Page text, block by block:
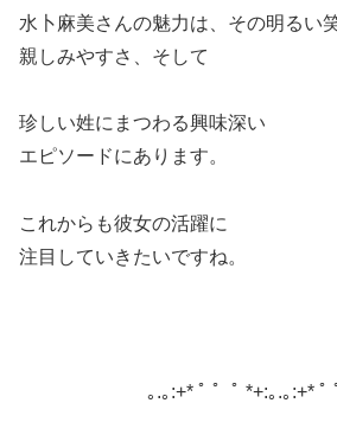
水卜麻美さんの魅力は、その明るい
親しみやすさ、そして
珍しい姓にまつわる興味深い
エピソードにあります。
これからも彼女の活躍に
注目していきたいですね。
｡.｡:+* ﾟ ゜ﾟ *+:｡.｡:+* ﾟ